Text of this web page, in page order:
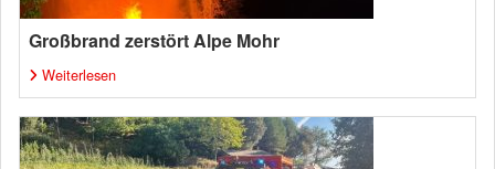
Großbrand zerstört Alpe Mohr
Weiterlesen